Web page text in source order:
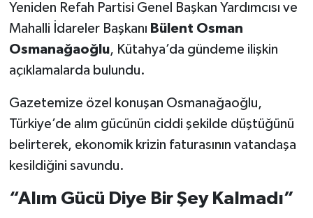
Yeniden Refah Partisi Genel Başkan Yardımcısı ve
Mahalli İdareler Başkanı Bülent Osman
Osmanağaoğlu, Kütahya’da gündeme ilişkin
açıklamalarda bulundu.
Gazetemize özel konuşan Osmanağaoğlu,
Türkiye’de alım gücünün ciddi şekilde düştüğünü
belirterek, ekonomik krizin faturasının vatandaşa
kesildiğini savundu.
“Alım Gücü Diye Bir Şey Kalmadı”